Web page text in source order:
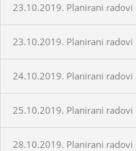
23.10.2019. Planirani
23.10.2019. Planirani
24.10.2019. Planirani
25.10.2019. Planirani
28.10.2019. Planirani